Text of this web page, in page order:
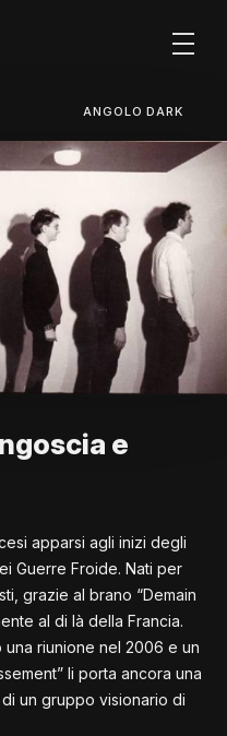
ANGOLO DARK
e
apparsi agli inizi degli
Guerre Froide. Nati per
grazie al brano “Demain
al di là della Francia.
riunione nel 2006 e un
li porta ancora una
un gruppo visionario di